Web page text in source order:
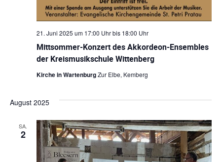
Mittsommer-Konzert des Akkordeon-Ensembles
der Kreismusikschule Wittenberg
21. Juni 2025 um 17:00 Uhrbis 18:00 Uhr
Kirche in WartenburgZur Elbe, Kemberg
August 2025
SA.
2